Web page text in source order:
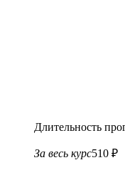
Длительность
За весь курс510 ₽